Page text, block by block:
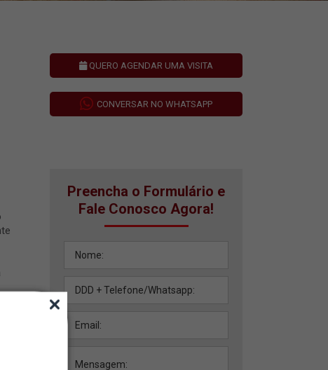
QUERO AGENDAR UMA VISITA
CONVERSAR NO WHATSAPP
Preencha o Formulário e
Fale Conosco Agora!